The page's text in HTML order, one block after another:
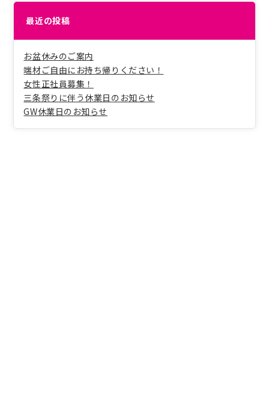
シ
ョ
ン
最近の投稿
お盆休みのご案内
端材ご自由にお持ち帰りください！
女性正社員募集！
三条祭りに伴う休業日のお知らせ
GW休業日のお知らせ